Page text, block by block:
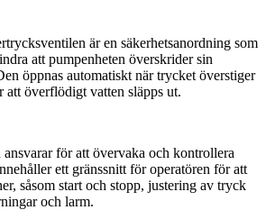
är en säkerhetsanordning som
att pumpenheten överskrider sin
öppnas automatiskt när trycket överstiger
att överflödigt vatten släpps ut.
ansvarar för att övervaka och kontrollera
ett gränssnitt för operatören för att
såsom start och stopp, justering av tryck
och larm.